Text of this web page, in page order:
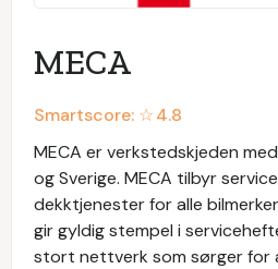
MECA
Smartscore: ☆4.8
MECA er verkstedskjeden
og Sverige. MECA tilbyr
dekktjenester for alle
gir gyldig stempel i
stort nettverk som sørger for